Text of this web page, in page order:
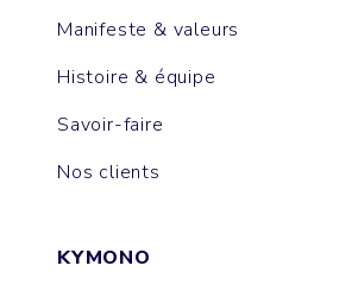
Manifeste & valeurs
Histoire & équipe
Savoir-faire
Nos clients
KYMONO